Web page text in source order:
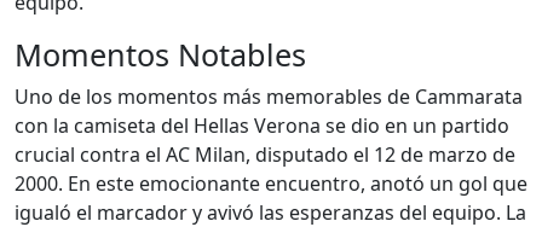
Momentos Notables
Uno de los momentos más memorables de Cammarata
con la camiseta del Hellas Verona se dio en un partido
crucial contra el AC Milan, disputado el 12 de marzo de
2000. En este emocionante encuentro, anotó un gol que
igualó el marcador y avivó las esperanzas del equipo. La